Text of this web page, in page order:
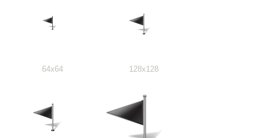
64x64 128x128